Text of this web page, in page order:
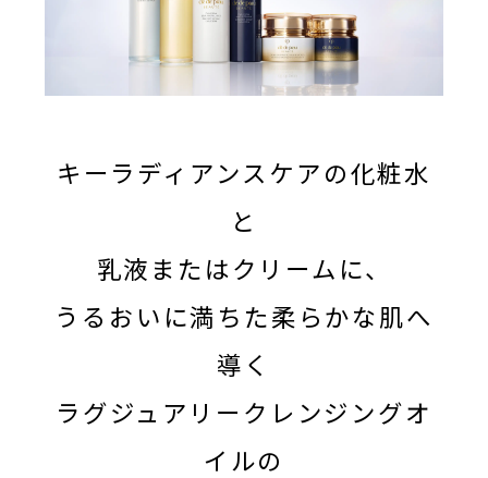
キーラディアンスケアの化粧水
と
乳液またはクリームに、
うるおいに満ちた柔らかな肌へ
導く
ラグジュアリークレンジングオ
イルの